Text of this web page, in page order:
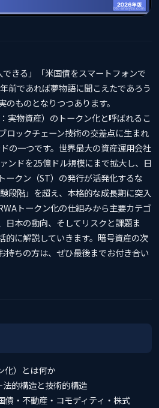
できる」「米国債をスマートフォンで
であれば夢物語に聞こえたであろう
ものとなりつつあります。
実物資産）のトークン化と呼ばれるこ
ロックチェーン技術の交差点に生まれ
の一つです。世界最大の資産運用会社
ンドを25億ドル規模にまで拡大し、日
ークン（ST）の発行が活発化するな
段階」を超え、本格的な成長期に突入
トークン化の仕組みから主要カテゴ
日本の動向、そしてリスクと課題ま
的に解説していきます。暗号資産の次
持ちの方は、ぜひ最後までお付き合い
化）とは何か
的構造と技術的構造
・不動産・コモディティ・株式